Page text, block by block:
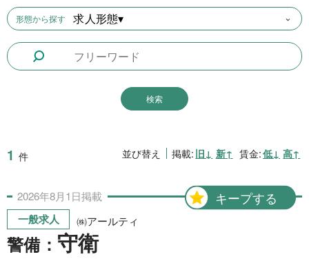
雇用期間から探す
1日間(8月7日(金))
15日間 3件
20日間
30日間
形態から探す 求人形態▾
1 件 並び替え 掲載: 旧↓ 新↑ 賃金:低↓ 高↑
キープする
2026年8月1日掲載
一般求人 ㈱アールティ
警備： 守衛